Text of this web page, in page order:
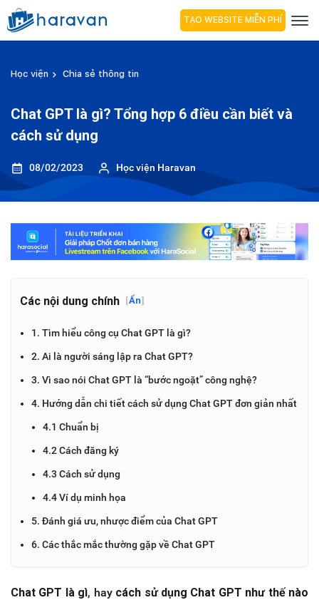
TẠO WEBSITE MIỄN PHÍ
Học viện Chia sẻ thông tin
Chat GPT là gì? Tổng hợp 6 điều cần biết và
cách sử dụng
08/02/2023 Học viện Haravan
Các nội dung chính [Ẩn]
1. Tìm hiểu công cụ Chat GPT là gì?
2. Ai là người sáng lập ra Chat GPT?
3. Vì sao nói Chat GPT là “bước ngoặt” công nghệ?
4. Hướng dẫn chi tiết cách sử dụng Chat GPT đơn giản nhất
4.1 Chuẩn bị
4.2 Cách đăng ký
4.3 Cách sử dụng
4.4 Ví dụ minh họa
5. Đánh giá ưu, nhược điểm của Chat GPT
6. Các thắc mắc thường gặp về Chat GPT
Chat GPT là gì, hay cách sử dụng Chat GPT như thế nào